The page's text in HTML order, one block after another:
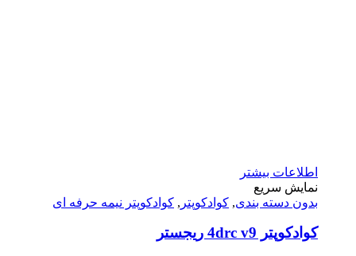
اطلاعات بیشتر
نمایش سریع
بدون دسته بندی, کوادکوپتر , کوادکوپتر نیمه حرفه ای
کوادکوپتر 4drc v9 ریجستر